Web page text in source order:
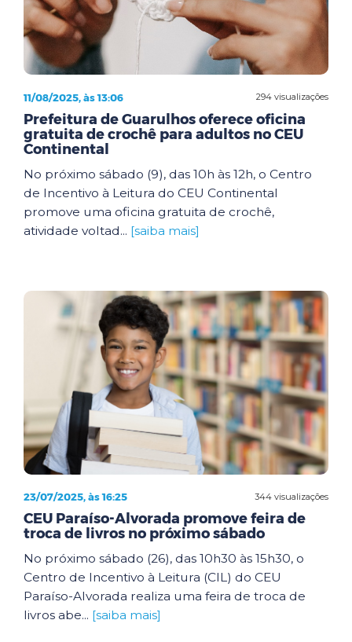
294 visualizações
11/08/2025, às 13:06
Prefeitura de Guarulhos oferece oficina
gratuita de crochê para adultos no CEU
Continental
No próximo sábado (9), das 10h às 12h, o Centro
de Incentivo à Leitura do CEU Continental
promove uma oficina gratuita de crochê,
atividade voltad... [saiba mais]
344 visualizações
23/07/2025, às 16:25
CEU Paraíso-Alvorada promove feira de
troca de livros no próximo sábado
No próximo sábado (26), das 10h30 às 15h30, o
Centro de Incentivo à Leitura (CIL) do CEU
Paraíso-Alvorada realiza uma feira de troca de
livros abe... [saiba mais]